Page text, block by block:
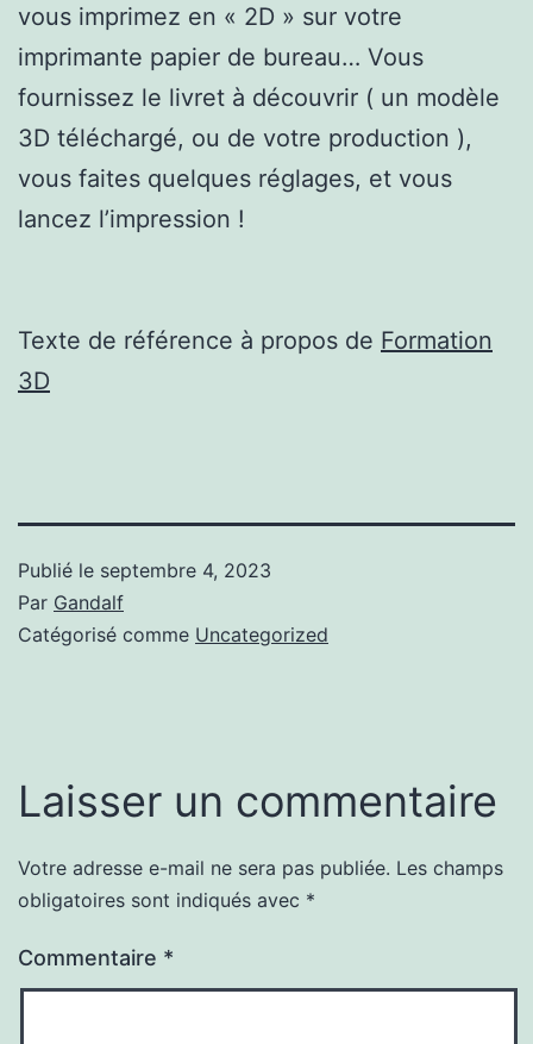
vous imprimez en « 2D » sur votre
imprimante papier de bureau… Vous
fournissez le livret à découvrir ( un modèle
3D téléchargé, ou de votre production ),
vous faites quelques réglages, et vous
lancez l’impression !
Texte de référence à propos de Formation
3D
Publié le septembre 4, 2023
Par Gandalf
Catégorisé comme Uncategorized
Laisser un commentaire
Votre adresse e-mail ne sera pas publiée. Les champs
obligatoires sont indiqués avec *
Commentaire *